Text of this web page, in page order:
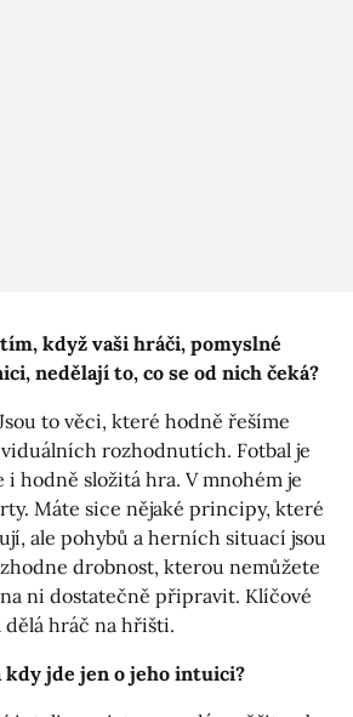
když vaši hráči, pomyslné
nedělají to, co se od nich čeká?
to věci, které hodně řešíme
rozhodnutích. Fotbal je
i hodně složitá hra. V mnohém je
Máte sice nějaké principy, které
ale pohybů a herních situací jsou
drobnost, kterou nemůžete
ni dostatečně připravit. Klíčové
hráč na hřišti.
kdy jde jen o jeho intuici?